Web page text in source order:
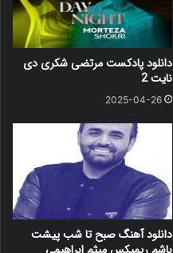
دانلود پادکست مرتضی شکری دی
نایت 2
2025-04-26
دانلود آهنگ صبح تا شب پیشت